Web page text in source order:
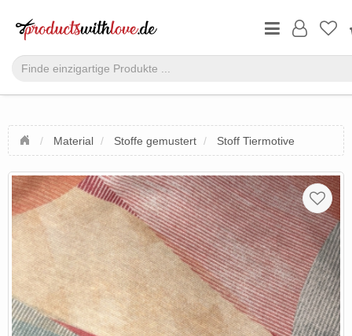
Material Stoffe gemustert Stoff Tiermotive